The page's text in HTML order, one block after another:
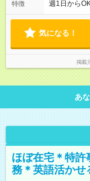
特徴 週1日から
気になる！
掲載
あ
ほぼ在宅＊特許
務＊英語活かせ